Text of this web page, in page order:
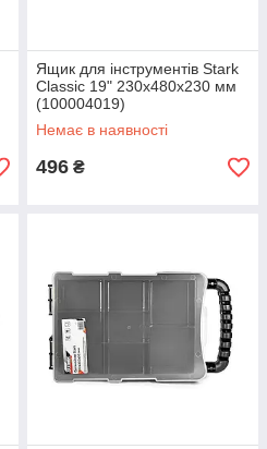
Ящик для інструментів Stark
Classic 19" 230x480x230 мм
(100004019)
Немає в наявності
496 ₴